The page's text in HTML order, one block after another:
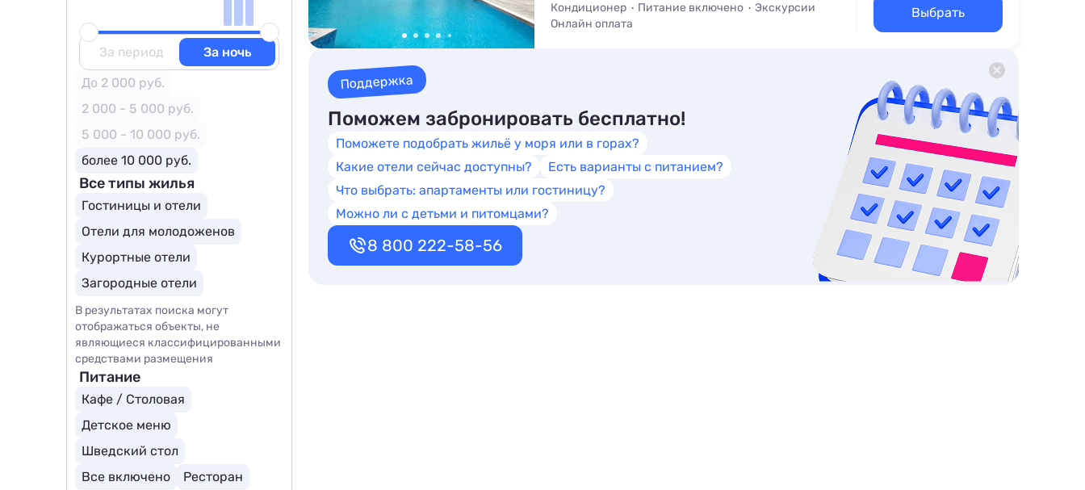
Кондиционер Питание включено
Экскурсии
Онлайн оплата
Выбрать
Поддержка
Поможем забронировать бесплатно!
Поможете подобрать жильё у моря или в горах?
Какие отели сейчас доступны?
Есть варианты с питанием?
Что выбрать: апартаменты или гостиницу?
Можно ли с детьми и питомцами?
8 800 222-58-56
За период
За ночь
До 2 000 руб.
2 000 - 5 000 руб.
5 000 - 10 000 руб.
более 10 000 руб.
Все типы жилья
Гостиницы и отели
Отели для молодоженов
Курортные отели
Загородные отели
В результатах поиска могут
отображаться объекты, не
являющиеся классифицированными
средствами размещения
Питание
Кафе / Столовая
Детское меню
Шведский стол
Все включено
Ресторан